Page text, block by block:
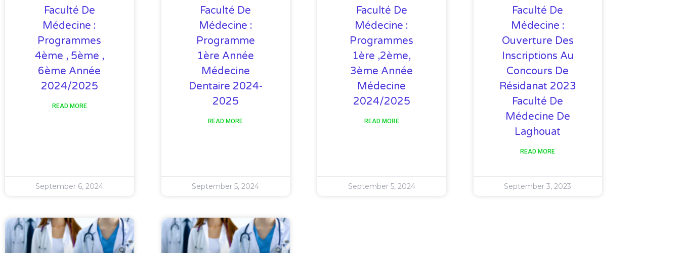
Faculté De
Médecine :
Programmes
4ème , 5ème ,
6ème Année
2024/2025
READ MORE
September 6, 2024
Faculté De
Médecine :
Programme
1ère Année
Médecine
Dentaire 2024-
2025
READ MORE
September 5, 2024
Faculté De
Médecine :
Programmes
1ère ,2ème,
3ème Année
Médecine
2024/2025
READ MORE
September 5, 2024
Faculté De
Médecine :
Ouverture Des
Inscriptions Au
Concours De
Résidanat 2023
Faculté De
Médecine De
Laghouat
READ MORE
September 3, 2023